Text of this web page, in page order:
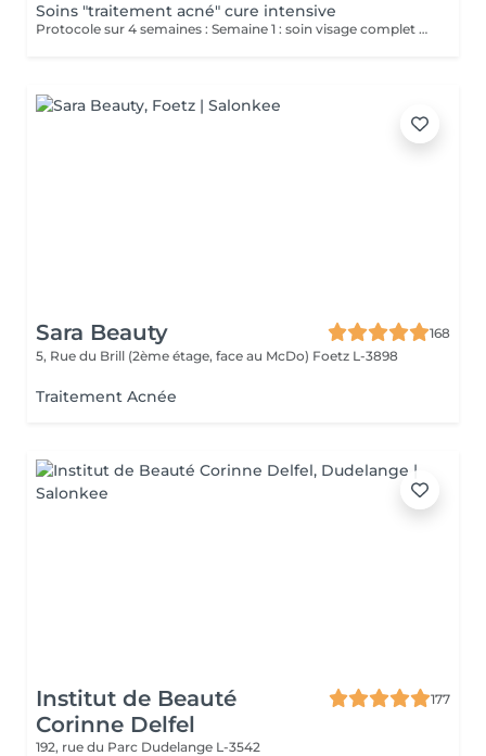
Soins "traitement acné" cure intensive
Protocole sur 4 semaines : Semaine 1 : soin visage complet + un soin flash (espacé de 2 jours minimum) Semaine 2 / 3 et 4 : 2 soins flash (espacé de 2 jours minimum) Descriptif complet : voir "Soin traitement acné"
Sara Beauty
168
5, Rue du Brill (2ème étage, face au McDo) Foetz L-3898
Traitement Acnée
Institut de Beauté
Corinne Delfel
177
192, rue du Parc Dudelange L-3542